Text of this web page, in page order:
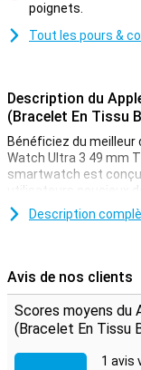
Contrepoignets.
Tout les pours &
Description du
(Bracelet En Tissu
Bénéficiez du meilleur
Watch Ultra 3 49 mm
smartwatch est
utilisateurs soucieux
avancées telles que la
fréquence cardiaque,
d'entraînement
de vos déplacements.
garantit une
reculées. En outre, la
notification d'urgence
Description
Avis de nos clients
Scores moyens du
(Bracelet En Tissu
1 avis